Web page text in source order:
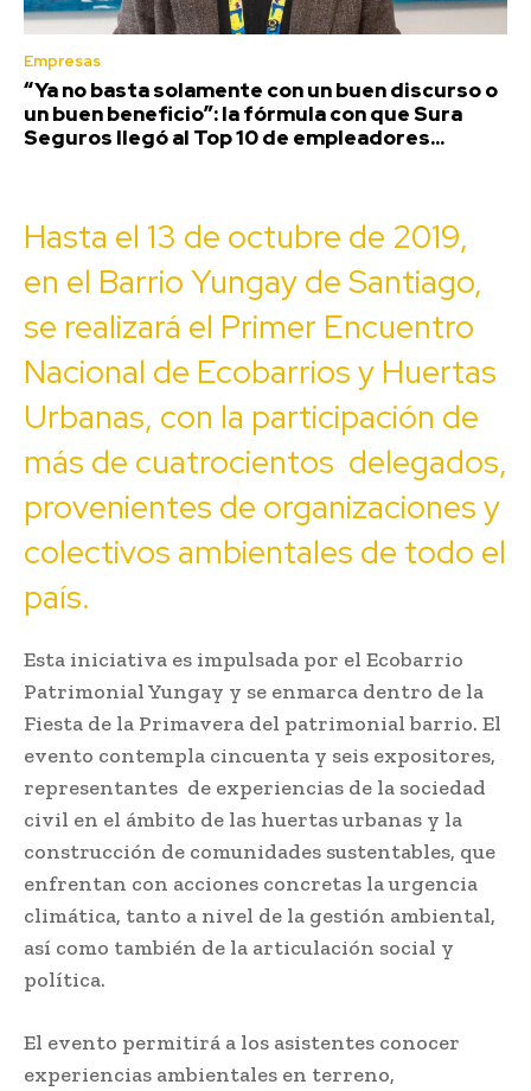
Empresas
“Ya no basta solamente con un buen discurso o
un buen beneficio”: la fórmula con que Sura
Seguros llegó al Top 10 de empleadores...
Hasta el 13 de octubre de 2019,
en el Barrio Yungay de Santiago,
se realizará el Primer Encuentro
Nacional de Ecobarrios y Huertas
Urbanas, con la participación de
más de cuatrocientos delegados,
provenientes de organizaciones y
colectivos ambientales de todo el
país.
Esta iniciativa es impulsada por el Ecobarrio
Patrimonial Yungay y se enmarca dentro de la
Fiesta de la Primavera del patrimonial barrio. El
evento contempla cincuenta y seis expositores,
representantes de experiencias de la sociedad
civil en el ámbito de las huertas urbanas y la
construcción de comunidades sustentables, que
enfrentan con acciones concretas la urgencia
climática, tanto a nivel de la gestión ambiental,
así como también de la articulación social y
política.
El evento permitirá a los asistentes conocer
experiencias ambientales en terreno,